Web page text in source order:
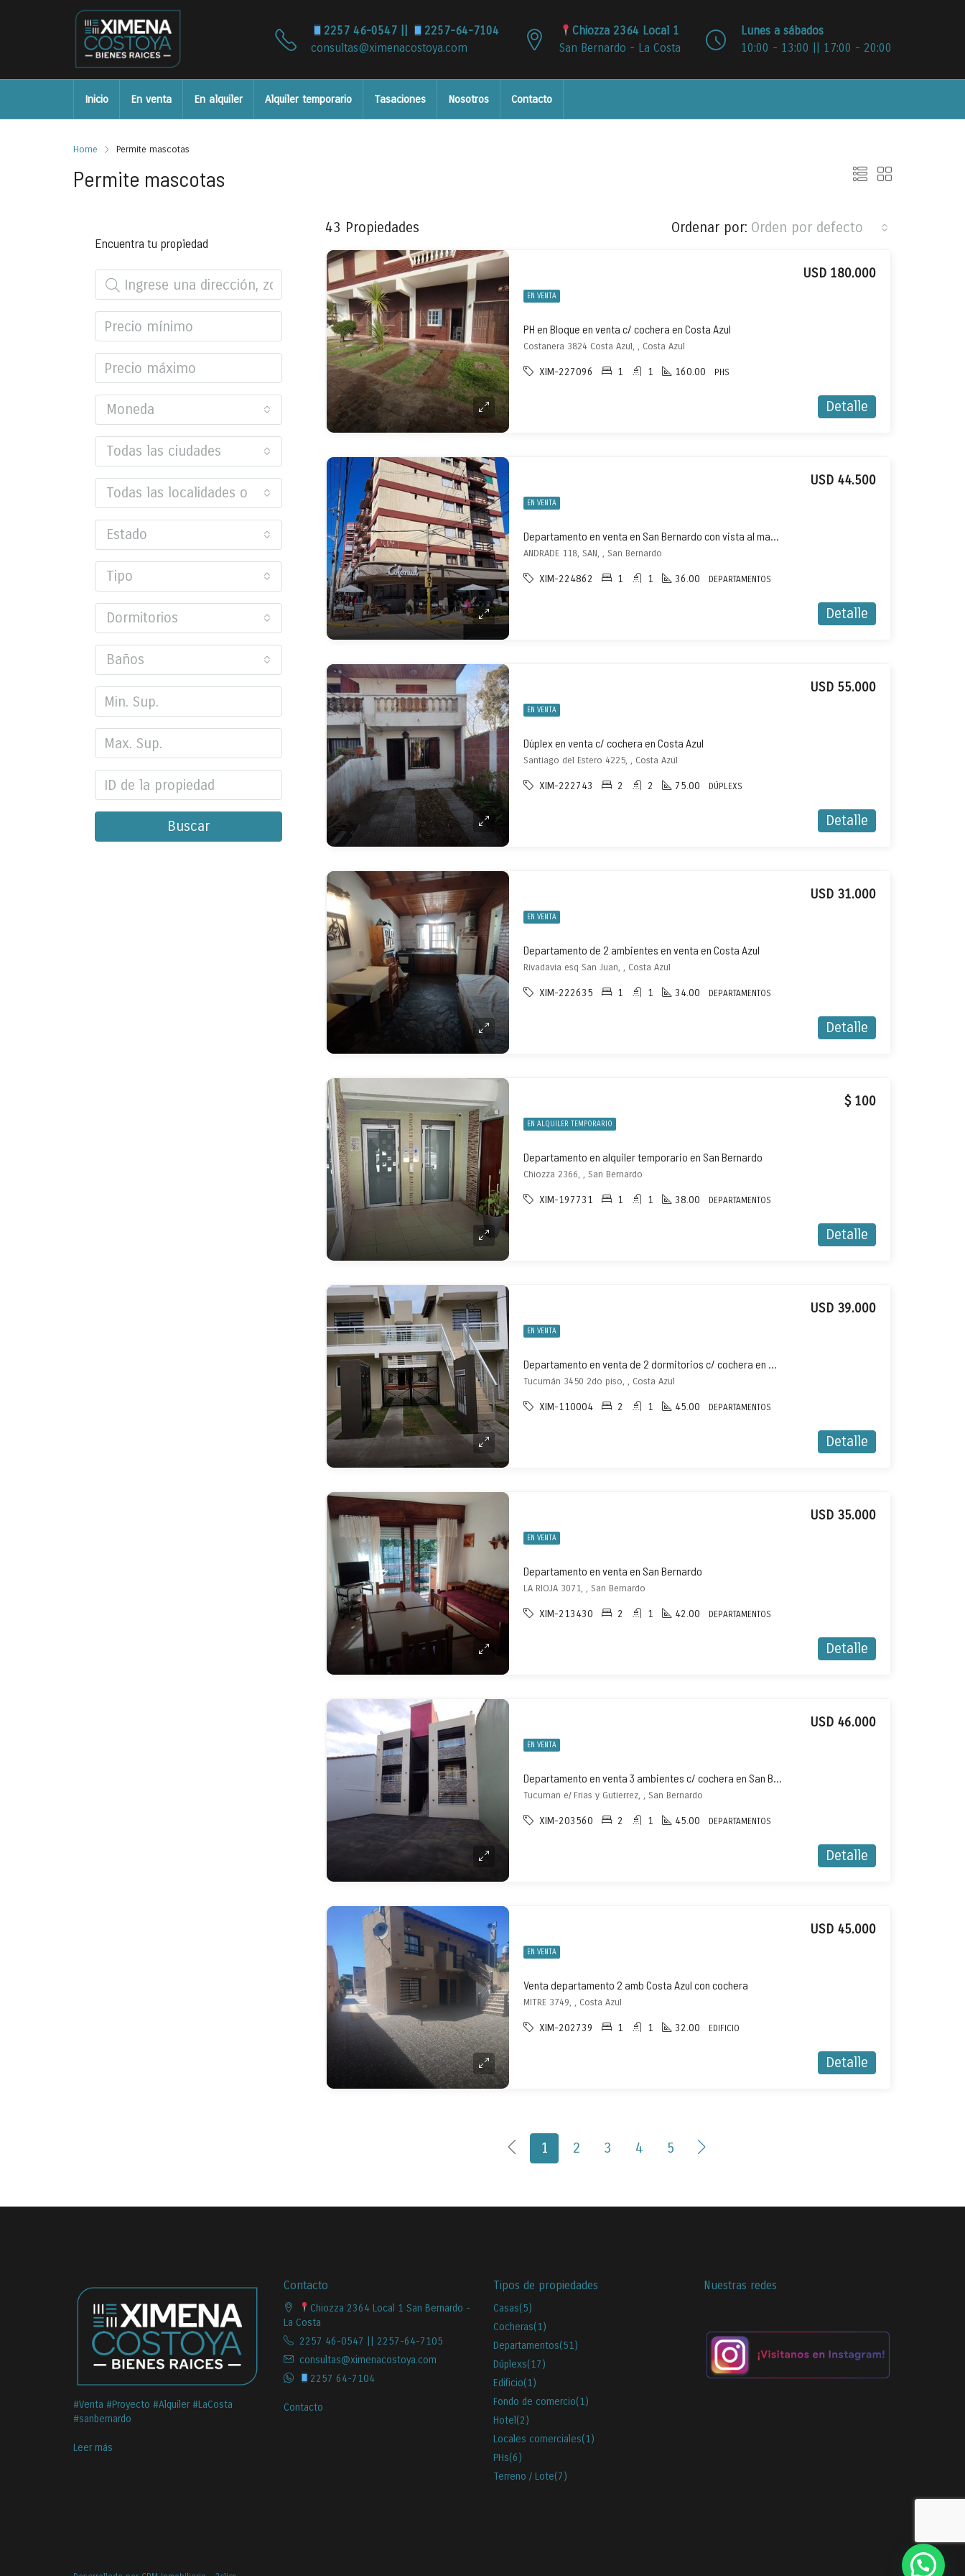
2257 46-0547 ||
2257-64-7104
consultas@ximenacostoya.com
Chiozza 2364 Local 1
San Bernardo - La Costa
Lunes a sábados
10:00 - 13:00 || 17:00 - 20:00
Inicio En venta En alquiler Alquiler temporario Tasaciones Nosotros Contacto
Home Permite mascotas
Permite mascotas
43 Propiedades Ordenar por: Orden por defecto
EN VENTA
PH en Bloque en venta c/ cochera en Costa Azul
USD 180.000
Costanera 3824 Costa Azul, , Costa Azul
XIM-227096 1 1 160.00 PHS
Detalle
EN VENTA
Departamento en venta en San Bernardo con vista al mar y gas natural
USD 44.500
ANDRADE 118, SAN, , San Bernardo
XIM-224862 1 1 36.00 DEPARTAMENTOS
Detalle
EN VENTA
Dúplex en venta c/ cochera en Costa Azul
USD 55.000
Santiago del Estero 4225, , Costa Azul
XIM-222743 2 2 75.00 DÚPLEXS
Detalle
EN VENTA
Departamento de 2 ambientes en venta en Costa Azul
USD 31.000
Rivadavia esq San Juan, , Costa Azul
XIM-222635 1 1 34.00 DEPARTAMENTOS
Detalle
EN ALQUILER TEMPORARIO
Departamento en alquiler temporario en San Bernardo
$ 100
Chiozza 2366, , San Bernardo
XIM-197731 1 1 38.00 DEPARTAMENTOS
Detalle
EN VENTA
Departamento en venta de 2 dormitorios c/ cochera en Costa Azul
USD 39.000
Tucumán 3450 2do piso, , Costa Azul
XIM-110004 2 1 45.00 DEPARTAMENTOS
Detalle
EN VENTA
Departamento en venta en San Bernardo
USD 35.000
LA RIOJA 3071, , San Bernardo
XIM-213430 2 1 42.00 DEPARTAMENTOS
Detalle
EN VENTA
Departamento en venta 3 ambientes c/ cochera en San Bernardo
USD 46.000
Tucuman e/ Frias y Gutierrez, , San Bernardo
XIM-203560 2 1 45.00 DEPARTAMENTOS
Detalle
EN VENTA
Venta departamento 2 amb Costa Azul con cochera
USD 45.000
MITRE 3749, , Costa Azul
XIM-202739 1 1 32.00 EDIFICIO
Detalle
1 2 3 4 5
Encuentra tu propiedad
Moneda
Todas las ciudades
Todas las localidades o barrios
Estado
Tipo
Dormitorios
Baños
Buscar
#Venta #Proyecto #Alquiler #LaCosta
#sanbernardo
Leer más
Contacto
Chiozza 2364 Local 1 San Bernardo -
La Costa
2257 46-0547 || 2257-64-7105
consultas@ximenacostoya.com
2257 64-7104
Contacto
Tipos de propiedades
Casas(5)
Cocheras(1)
Departamentos(51)
Dúplexs(17)
Edificio(1)
Fondo de comercio(1)
Hotel(2)
Locales comerciales(1)
PHs(6)
Terreno / Lote(7)
Nuestras redes